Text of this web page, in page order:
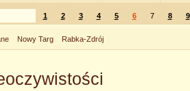
1 2 3 4 5 6 7 8 9
Nowy Targ Rabka-Zdrój